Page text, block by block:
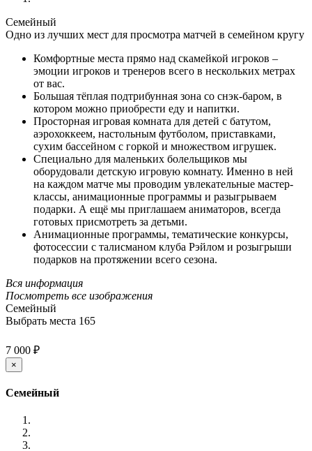
Семейный
Одно из лучших мест для просмотра матчей в семейном кругу
Комфортные места прямо над скамейкой игроков –
эмоции игроков и тренеров всего в нескольких метрах
от вас.
Большая тёплая подтрибунная зона со снэк-баром, в
котором можно приобрести еду и напитки.
Просторная игровая комната для детей с батутом,
аэрохоккеем, настольным футболом, приставками,
сухим бассейном с горкой и множеством игрушек.
Специально для маленьких болельщиков мы
оборудовали детскую игровую комнату. Именно в ней
на каждом матче мы проводим увлекательные мастер-
классы, анимационные программы и разыгрываем
подарки. А ещё мы приглашаем аниматоров, всегда
готовых присмотреть за детьми.
Анимационные программы, тематические конкурсы,
фотосессии с талисманом клуба Рэйлом и розыгрыши
подарков на протяжении всего сезона.
Вся информация
Посмотреть все изображения
Семейный
Выбрать места 165
7 000 ₽
×
Семейный